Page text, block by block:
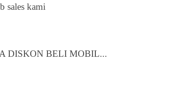
sales kami
DISKON BELI MOBIL...